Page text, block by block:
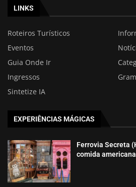
LINKS
Roteiros Turísticos
Eventos
Guia Onde Ir
Ingressos
Sintetize IA
EXPERIÊNCIAS MÁGICAS
Ferrovia Secreta
comida americana